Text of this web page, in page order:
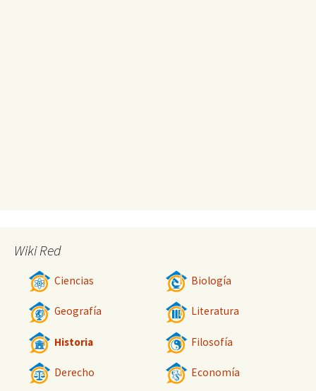
Wiki Red
Ciencias Biología
Geografía Literatura
Historia Filosofía
Derecho Economía